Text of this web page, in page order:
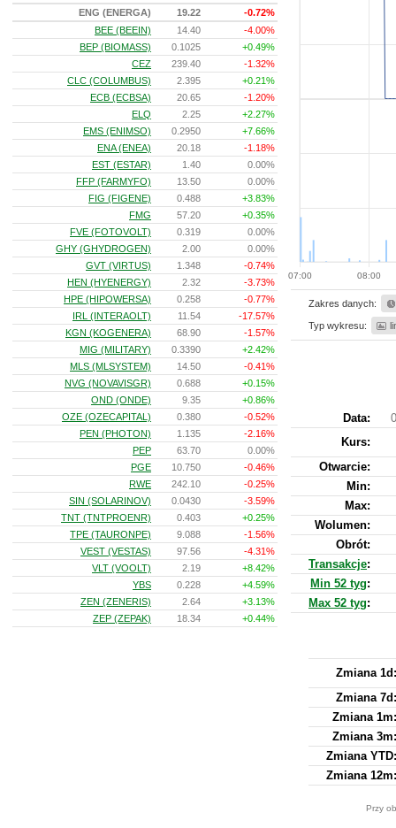
07:00 08:00
Zakres danych:
Typ wykresu:
Data:
Kurs:
Otwarcie:
Min:
Max:
Wolumen:
Obrót:
Transakcje:
Min 52 tyg:
Max 52 tyg:
Zmiana 1d:
Zmiana 7d:
Zmiana 1m:
Zmiana 3m:
Zmiana YTD:
Zmiana 12m:
Przy
ENG (ENERGA)
19.22
-0.72%
BEE (BEEIN)
14.40
-4.00%
BEP (BIOMASS)
0.1025
+0.49%
CEZ
239.40
-1.32%
CLC (COLUMBUS)
2.395
+0.21%
ECB (ECBSA)
20.65
-1.20%
ELQ
2.25
+2.27%
EMS (ENIMSO)
0.2950
+7.66%
ENA (ENEA)
20.18
-1.18%
EST (ESTAR)
1.40
0.00%
FFP (FARMYFO)
13.50
0.00%
FIG (FIGENE)
0.488
+3.83%
FMG
57.20
+0.35%
FVE (FOTOVOLT)
0.319
0.00%
GHY (GHYDROGEN)
2.00
0.00%
GVT (VIRTUS)
1.348
-0.74%
HEN (HYENERGY)
2.32
-3.73%
HPE (HIPOWERSA)
0.258
-0.77%
IRL (INTERAOLT)
11.54
-17.57%
KGN (KOGENERA)
68.90
-1.57%
MIG (MILITARY)
0.3390
+2.42%
MLS (MLSYSTEM)
14.50
-0.41%
NVG (NOVAVISGR)
0.688
+0.15%
OND (ONDE)
9.35
+0.86%
OZE (OZECAPITAL)
0.380
-0.52%
PEN (PHOTON)
1.135
-2.16%
PEP
63.70
0.00%
PGE
10.750
-0.46%
RWE
242.10
-0.25%
SIN (SOLARINOV)
0.0430
-3.59%
TNT (TNTPROENR)
0.403
+0.25%
TPE (TAURONPE)
9.088
-1.56%
VEST (VESTAS)
97.56
-4.31%
VLT (VOOLT)
2.19
+8.42%
YBS
0.228
+4.59%
ZEN (ZENERIS)
2.64
+3.13%
ZEP (ZEPAK)
18.34 +0.44%